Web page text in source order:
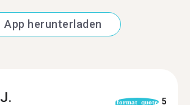
App herunterladen
J. format_quote 5